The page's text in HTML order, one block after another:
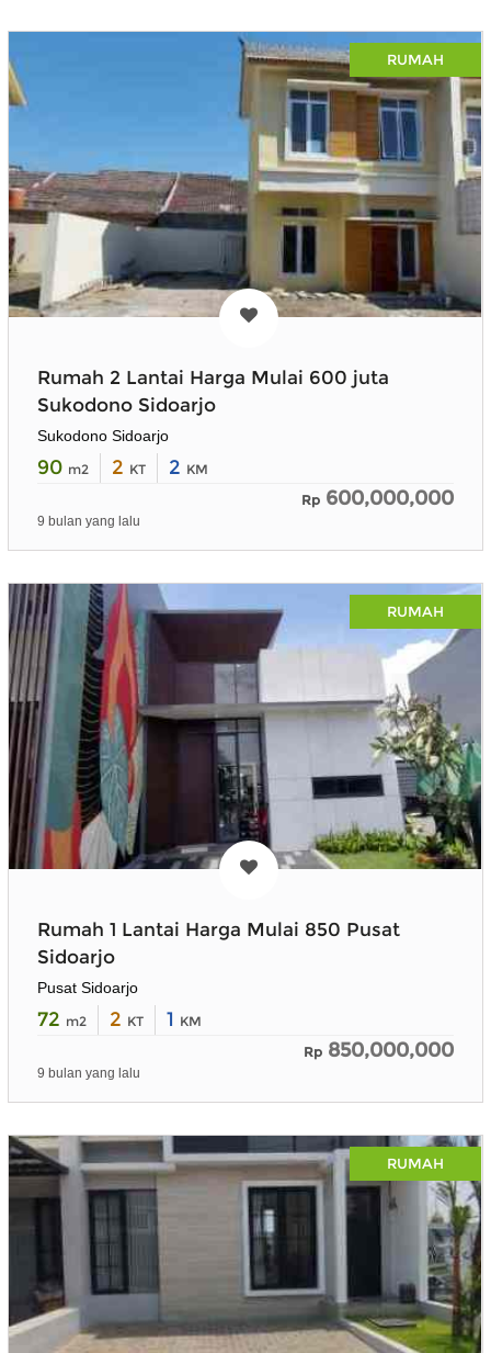
RUMAH
Rumah 2 Lantai Harga Mulai 600 juta
Sukodono Sidoarjo
Sukodono Sidoarjo
90 m2 2 KT 2 KM
Rp 600,000,000
9 bulan yang lalu
RUMAH
Rumah 1 Lantai Harga Mulai 850 Pusat
Sidoarjo
Pusat Sidoarjo
72 m2 2 KT 1 KM
Rp 850,000,000
9 bulan yang lalu
RUMAH